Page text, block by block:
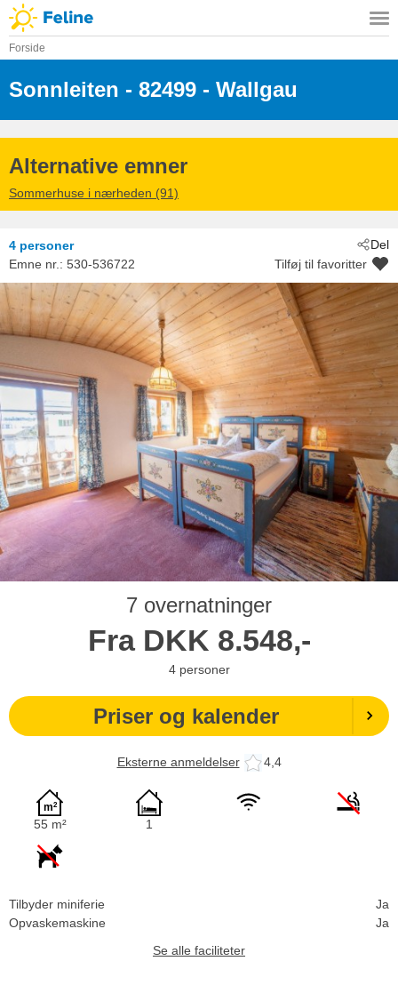
Forside
Sonnleiten - 82499 - Wallgau
Alternative emner
Sommerhuse i nærheden (91)
Del
4 personer
Emne nr.: 530-536722 Tilføj til favoritter
7 overnatninger
Fra DKK 8.548,-
4 personer
Priser og kalender
Eksterne anmeldelser 4,4
55 m² 1
Tilbyder miniferie
Ja
Opvaskemaskine
Ja
Se alle faciliteter